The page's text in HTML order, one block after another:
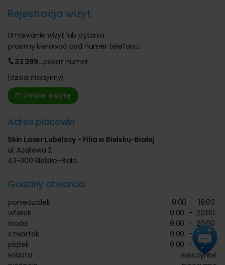
Rejestracja wizyt
Umawianie wizyt lub pytania
prosimy kierować pod numer telefonu:
33 399…pokaż numer
(dzisiaj nieczynny)
Umów wizytę
Adres placówki
Skin Laser Lubelscy - Filia w Bielsku-Białej
ul. Azaliowa 2
43-300 Bielsko-Biała
Godziny otwarcia
poniedziałek 9:00 - 19:00
wtorek
9:00 - 20:00
środa
9:00 - 20:00
czwartek
9:00 - 20:00
piątek
9:00 - 20:00
sobota
nieczynne